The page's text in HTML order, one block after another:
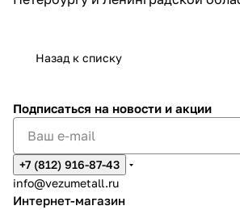
Назад к списку
Подписаться на новости и акции
+7 (812) 916-87-43
info@vezumetall.ru
Интернет-магазин